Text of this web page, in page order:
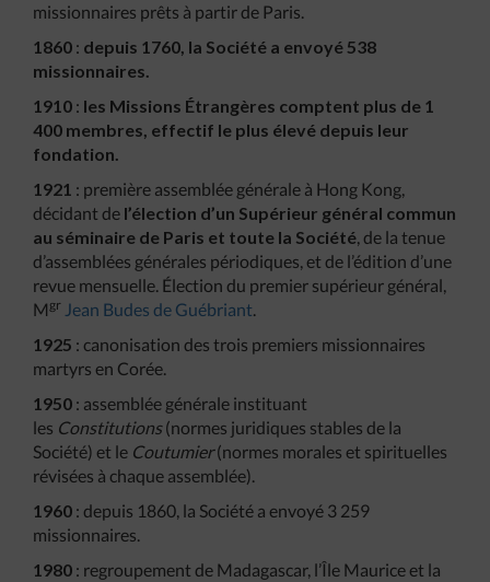
missionnaires prêts à partir de Paris.
1860 : depuis 1760, la Société a envoyé 538
missionnaires.
1910 : les Missions Étrangères comptent plus de 1
400 membres, effectif le plus élevé depuis leur
fondation.
1921 : première assemblée générale à Hong Kong,
décidant de l’élection d’un Supérieur général commun
au séminaire de Paris et toute la Société, de la tenue
d’assemblées générales périodiques, et de l’édition d’une
revue mensuelle. Élection du premier supérieur général,
M gr Jean Budes de Guébriant.
1925 : canonisation des trois premiers missionnaires
martyrs en Corée.
1950 : assemblée générale instituant
les Constitutions(normes juridiques stables de la
Société) et le Coutumier(normes morales et spirituelles
révisées à chaque assemblée).
1960 : depuis 1860, la Société a envoyé 3 259
missionnaires.
1980 : regroupement de Madagascar, l’Île Maurice et la